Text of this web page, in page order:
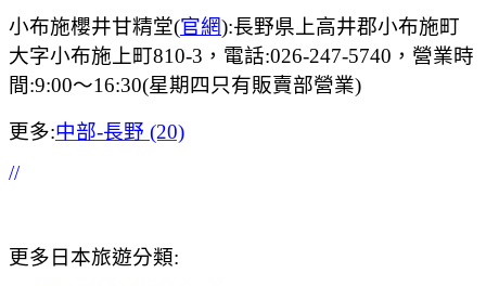
小布施櫻井甘精堂(官網):長野県上高井郡小布施町
大字小布施上町810-3，電話:026-247-5740，營業時
間:9:00～16:30(星期四只有販賣部營業)
更多:中部-長野 (20)
//
更多日本旅遊分類: